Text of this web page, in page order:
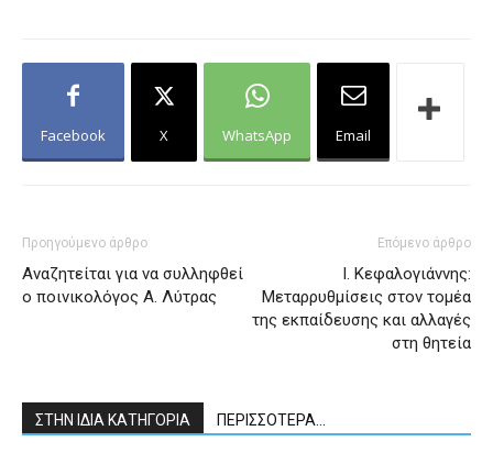
Facebook X WhatsApp Email
Προηγούμενο άρθρο
Αναζητείται για να συλληφθεί
ο ποινικολόγος Α. Λύτρας
Επόμενο άρθρο
Ι. Κεφαλογιάννης:
Μεταρρυθμίσεις στον τομέα
της εκπαίδευσης και αλλαγές
στη θητεία
ΣΤΗΝ ΙΔΙΑ ΚΑΤΗΓΟΡΙΑ ΠΕΡΙΣΣΟΤΕΡΑ...